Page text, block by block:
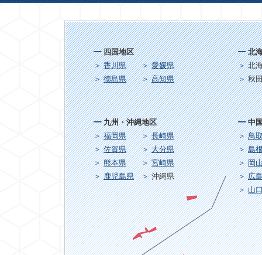
九州・沖縄地区
福岡県
長崎県
佐賀県
大分県
熊本県
宮崎県
鹿児島県
沖縄県
北
北
秋
中
鳥
島
岡
広
山
四国地区
香川県
愛媛県
徳島県
高知県